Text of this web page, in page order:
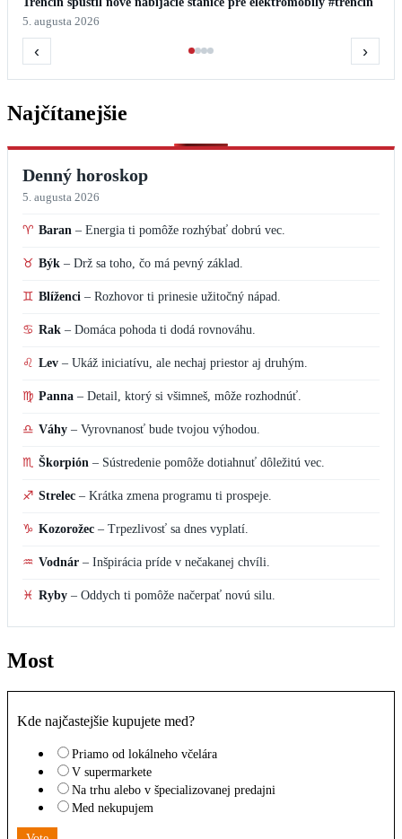
♉ Býk–Drž sa toho, čo má pevný základ.
♊ Blíženci
♌ Lev–Ukáž iniciatívu, ale nechaj priestor aj druhým.
Detail, ktorý si všimneš, môže rozhodnúť.
♎ Váhy–Vyrovnanosť bude tvojou výhodou.
Škorpión
Krátka zmena programu ti prospeje.
Kozorožec Trpezlivosť sa dnes vyplatí.
Inšpirácia príde v nečakanej chvíli.
Oddych ti pomôže načerpať novú silu.
Most
Kde najčastejšie kupujete med?
Priamo od lokálneho včelára
Na trhu alebo v špecializovanej predajni